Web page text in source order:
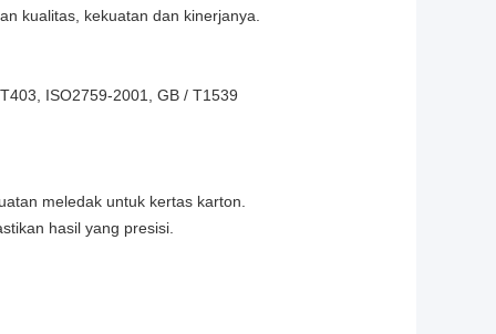
kualitas, kekuatan dan kinerjanya.
ISO2759-2001, GB / T1539
meledak untuk kertas karton.
hasil yang presisi.